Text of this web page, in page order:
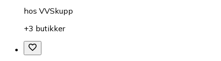
hos VVSkupp
+3 butikker